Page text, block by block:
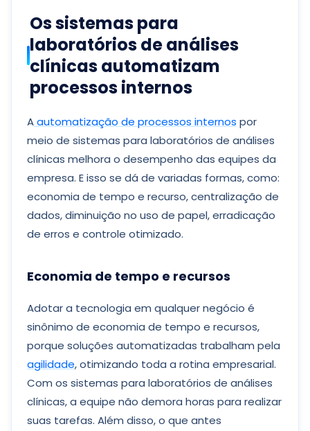
Os sistemas para
laboratórios de análises
clínicas automatizam
processos internos
Aautomatização de processos internos por
meio de sistemas para laboratórios de análises
clínicas melhora o desempenho das equipes da
empresa. E isso se dá de variadas formas, como:
economia de tempo e recurso, centralização de
dados, diminuição no uso de papel, erradicação
de erros e controle otimizado.
Economia de tempo e recursos
Adotar a tecnologia em qualquer negócio é
sinônimo de economia de tempo e recursos,
porque soluções automatizadas trabalham pela
agilidade, otimizando toda a rotina empresarial.
Com os sistemas para laboratórios de análises
clínicas, a equipe não demora horas para realizar
suas tarefas. Além disso, o que antes